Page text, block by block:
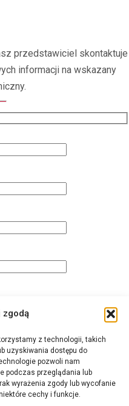
zgodą
z technologii, takich
uzyskiwania dostępu do
pozwoli nam
podczas przeglądania lub
wyrażenia zgody lub wycofanie
cechy i funkcje.
przedstawiciel skontaktuje
informacji na wskazany
moich danych osobowych
kontaktu lub udzielenia